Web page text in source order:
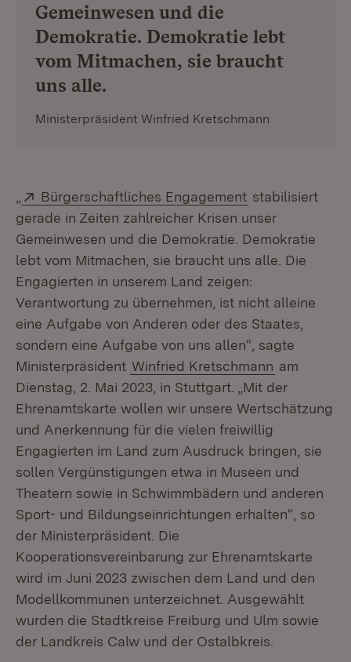
Gemeinwesen und die
Demokratie. Demokratie lebt
vom Mitmachen, sie braucht
uns alle.
Ministerpräsident Winfried Kretschmann
Extern:
Bürgerschaftliches Engagement (Öffnet in
stabilisiert
gerade in Zeiten zahlreicher Krisen unser
Gemeinwesen und die Demokratie. Demokratie
lebt vom Mitmachen, sie braucht uns alle. Die
Engagierten in unserem Land zeigen:
Verantwortung zu übernehmen, ist nicht alleine
eine Aufgabe von Anderen oder des Staates,
sondern eine Aufgabe von uns allen“, sagte
Ministerpräsident Winfried Kretschmann am
Dienstag, 2. Mai 2023, in Stuttgart. „Mit der
Ehrenamtskarte wollen wir unsere Wertschätzung
und Anerkennung für die vielen freiwillig
Engagierten im Land zum Ausdruck bringen, sie
sollen Vergünstigungen etwa in Museen und
Theatern sowie in Schwimmbädern und anderen
Sport- und Bildungseinrichtungen erhalten“, so
der Ministerpräsident. Die
Kooperationsvereinbarung zur Ehrenamtskarte
wird im Juni 2023 zwischen dem Land und den
Modellkommunen unterzeichnet. Ausgewählt
wurden die Stadtkreise Freiburg und Ulm sowie
der Landkreis Calw und der Ostalbkreis.